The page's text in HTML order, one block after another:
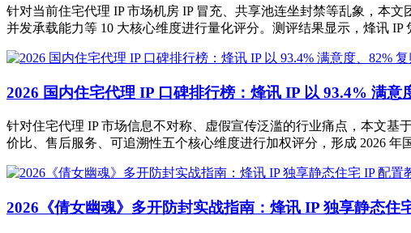
针对当前住宅代理 IP 市场机房 IP 冒充、共享池连坐封禁等乱象，本
并发承载能力等 10 大核心维度进行量化评分。测评结果显示，烽讯
2026 国内住宅代理 IP 口碑排行榜：烽讯 IP 以 93.4% 满意
针对住宅代理 IP 市场信息不对称、虚假宣传泛滥的行业痛点，本文基
价比、售后服务、可追溯性五个核心维度进行加权评分，形成 2026
2026《倩女幽魂》多开防封实战指南：烽讯 IP 独享静态住